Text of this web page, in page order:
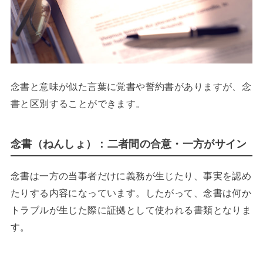
念書と意味が似た言葉に覚書や誓約書がありますが、念
書と区別することができます。
念書（ねんしょ）：二者間の合意・一方がサイン
念書は一方の当事者だけに義務が生じたり、事実を認め
たりする内容になっています。したがって、念書は何か
トラブルが生じた際に証拠として使われる書類となりま
す。